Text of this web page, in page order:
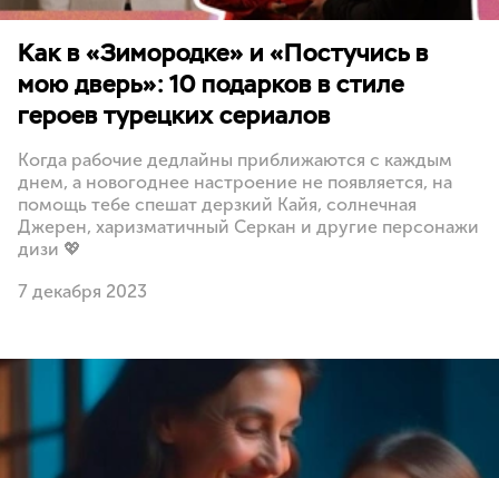
Как в «Зимородке» и «Постучись в
мою дверь»: 10 подарков в стиле
героев турецких сериалов
Когда рабочие дедлайны приближаются с каждым
днем, а новогоднее настроение не появляется, на
помощь тебе спешат дерзкий Кайя, солнечная
Джерен, харизматичный Серкан и другие персонажи
дизи 💖
7 декабря 2023